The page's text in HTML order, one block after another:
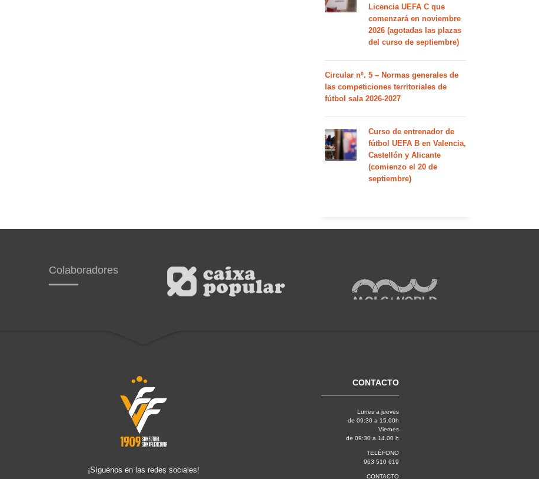
Licencia UEFA C que
comenzará en noviembre
2026 (agotadas las plazas
del curso de septiembre)
Circular nº. 5 – Normas generales de
las competiciones territoriales de
fútbol sala 2026-2027
Curso de entrenador de
fútbol UEFA B en Valencia,
Castellón y Alicante
(comienzo el 20 de
septiembre)
Colaboradores
¡Síguenos en las redes sociales!
CONTACTO
Lunes a jueves
de 09:30 a 15.00h
Viernes
de 09:30 a 14.00 h
TELÉFONO
963 510 619
CONTACTO